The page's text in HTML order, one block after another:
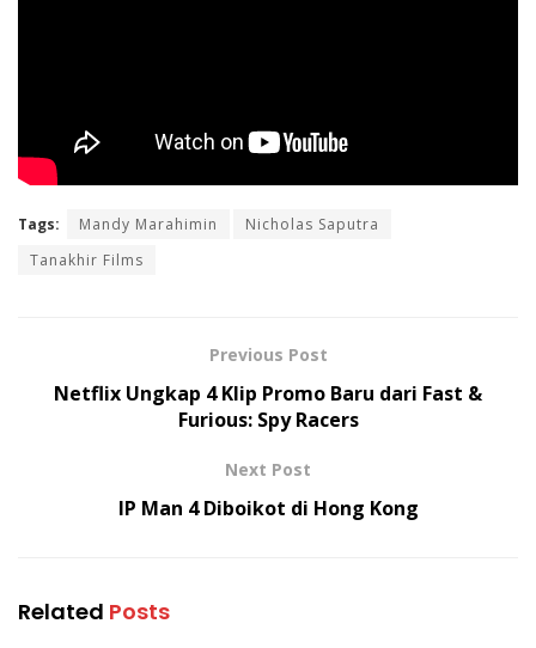
Tags: Mandy Marahimin
Nicholas Saputra
Tanakhir Films
Previous Post
Netflix Ungkap 4 Klip Promo Baru dari Fast &
Furious: Spy Racers
Next Post
IP Man 4 Diboikot di Hong Kong
Related Posts